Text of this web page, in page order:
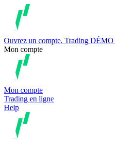
Ouvrez un compte. Trading DÉMO
Mon compte
Mon compte
Trading en ligne
Help